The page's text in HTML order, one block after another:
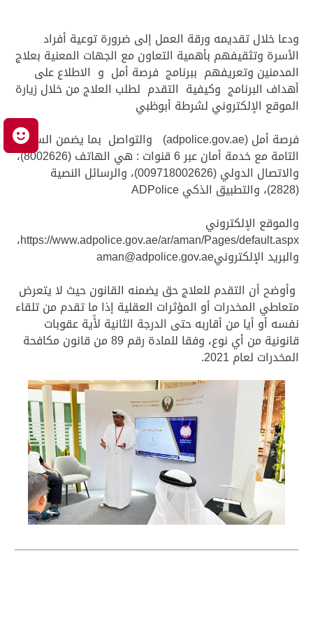
ودعا خلال تقديمه ورقة العمل إلى ضرورة توعية أفراد
الأسرة وتثقيفهم بأهمية التعاون مع الجهات المعنية بعلاج
المدمنين وتعريفهم ببرنامج فرصة أمل و الاطلاع على
أهداف البرنامج وكيفية التقدم لطلب العلاج من خلال زيارة
الموقع الإلكتروني لشرطة أبوظبي
فرصة أمل (adpolice.gov.ae) والتواصل بما يضمن السرية
التامة مع خدمة أمان عبر 6 قنوات : هي الهاتف (8002626)،
والاتصال الدولي (009718002626)، والرسائل النصية
(2828)، والتطبيق الذكي ADPolice
والموقع الإلكتروني
https://www.adpolice.gov.ae/ar/aman/Pages/default.aspx،
والبريد الإلكترونيaman@adpolice.gov.ae
وأوضح أن التقدم للعلاج حق يضمنه القانون حيث لا يتعرض
متعاطي المخدرات أو المؤثرات العقلية إذا ما تقدم من تلقاء
نفسه أو أيا من أقاربه حتى الدرجة الثانية لأًية عقوبات
قانونية من أي نوع، وفقا للمادة رقم 89 من قانون مكافحة
المخدرات لعام 2021.